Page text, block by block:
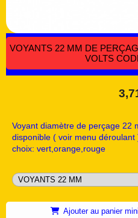
VOYANTS 22 MM DE
VOLTS
Voyant diamètre de perçage 22
disponible ( voir menu
choix: vert,orange,rouge
Ajouter au panier